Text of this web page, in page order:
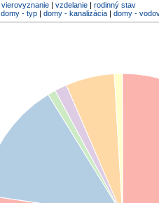
vierovyznanie | vzdelanie | rodinný stav
domy - typ| domy - kanalizácia| domy -